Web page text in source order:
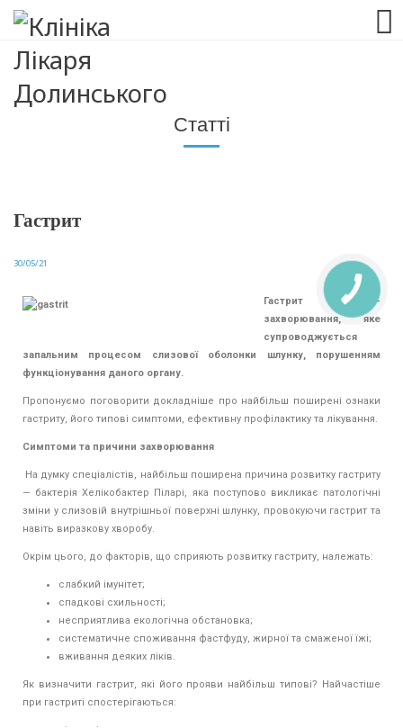
Статті
Гастрит
30/05/21
Гастрит —
захворювання, яке
супроводжується
запальним процесом слизової оболонки шлунку, порушенням
функціонування даного органу.
Пропонуємо поговорити докладніше про найбільш поширені ознаки
гастриту, його типові симптоми, ефективну профілактику та лікування.
Симптоми та причини захворювання
На думку спеціалістів, найбільш поширена причина розвитку гастриту
— бактерія Хелікобактер Піларі, яка поступово викликає патологічні
зміни у слизовій внутрішньої поверхні шлунку, провокуючи гастрит та
навіть виразкову хворобу.
Окрім цього, до факторів, що сприяють розвитку гастриту, належать:
слабкий імунітет;
спадкові схильності;
несприятлива екологічна обстановка;
систематичне споживання фастфуду, жирної та смаженої їжі;
вживання деяких ліків.
Як визначити гастрит, які його прояви найбільш типові? Найчастіше
при гастриті спостерігаються: